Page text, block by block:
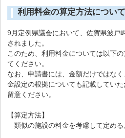
利用料金の算定方法につい
9月定例県議会において、佐賀県波戸
されました。
このため、利用料金については以下
てください。
なお、申請書には、金額だけではな
金設定の根拠についても記載してい
留意ください。
【算定方法】
類似の施設の料金を考慮して定める